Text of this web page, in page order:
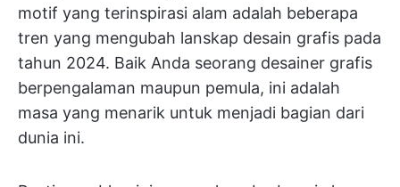
motif yang terinspirasi alam adalah beberapa
tren yang mengubah lanskap desain grafis pada
tahun 2024. Baik Anda seorang desainer grafis
berpengalaman maupun pemula, ini adalah
masa yang menarik untuk menjadi bagian dari
dunia ini.